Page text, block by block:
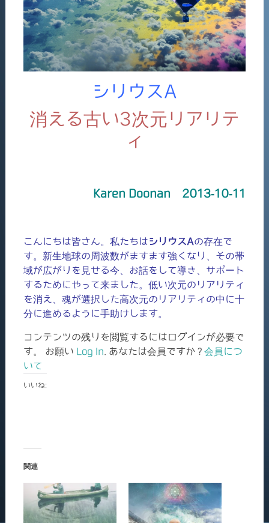
シリウスA
消える古い3次元リアリテ
ィ
Karen Doonan 2013-10-11
こんにちは皆さん。私たちはシリウスAの存在で
す。新生地球の周波数がますます強くなり、その帯
域が広がりを見せる今、お話をして導き、サポート
するためにやって来ました。低い次元のリアリティ
を消え、魂が選択した高次元のリアリティの中に十
分に進めるように手助けします。
コンテンツの残りを閲覧するにはログインが必要で
す。 お願い Log In . あなたは会員ですか ? 会員につ
いて
いいね:
関連